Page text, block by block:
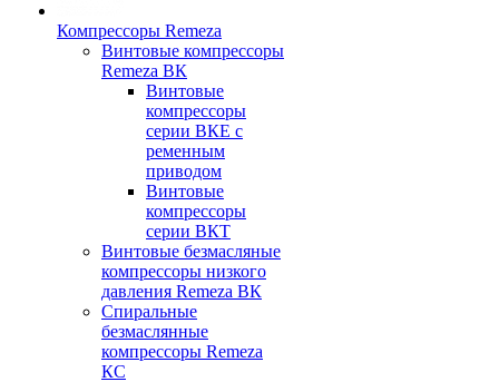
Компрессоры Remeza
Винтовые компрессоры
Remeza ВК
Винтовые
компрессоры
серии ВКЕ с
ременным
приводом
Винтовые
компрессоры
серии ВКТ
Винтовые безмасляные
компрессоры низкого
давления Remeza ВК
Спиральные
безмаслянные
компрессоры Remeza
КС